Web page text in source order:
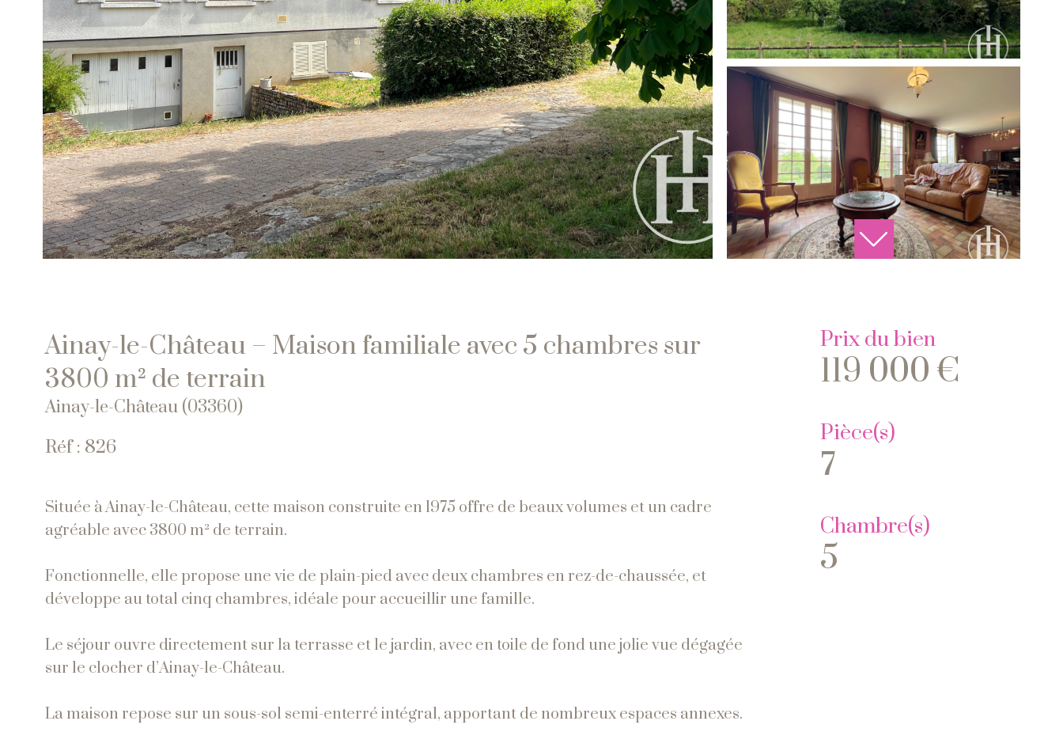
Ainay-le-Château – Maison familiale avec 5 chambres sur
3800 m² de terrain
Ainay-le-Château (03360)
Réf : 826
Située à Ainay-le-Château, cette maison construite en 1975 offre de beaux volumes et un cadre
agréable avec 3800 m² de terrain.
Fonctionnelle, elle propose une vie de plain-pied avec deux chambres en rez-de-chaussée, et
développe au total cinq chambres, idéale pour accueillir une famille.
Le séjour ouvre directement sur la terrasse et le jardin, avec en toile de fond une jolie vue dégagée
sur le clocher d’Ainay-le-Château.
La maison repose sur un sous-sol semi-enterré intégral, apportant de nombreux espaces annexes.
Prix du bien
119 000 €
Pièce(s)
7
Chambre(s)
5